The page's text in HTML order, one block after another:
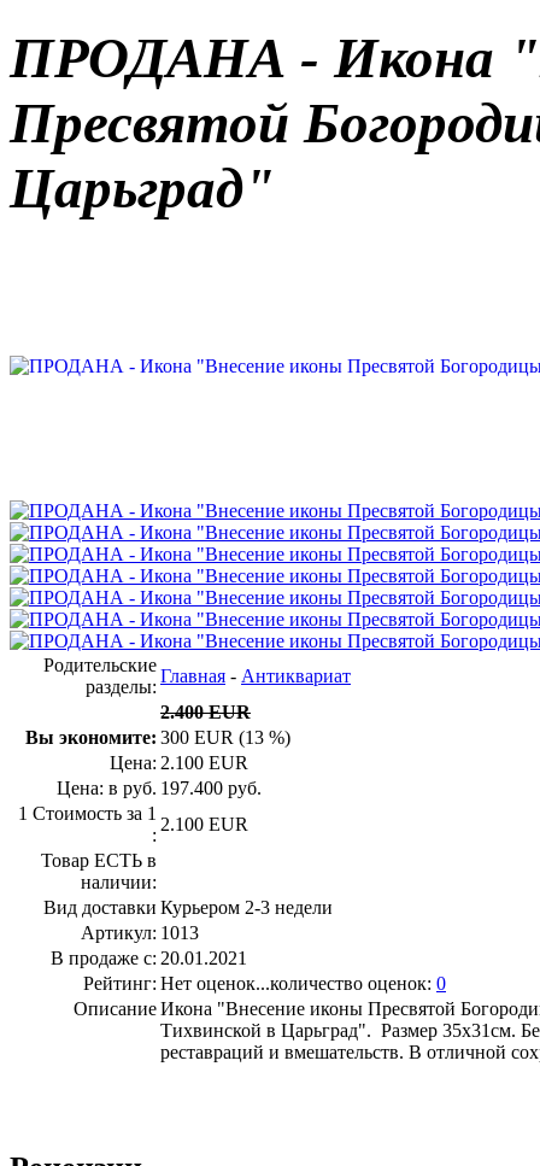
ПРОДАНА - Икона
Пресвятой
Царьград"
Родительские
разделы:
Главная - Антиквариат
2.400 EUR
Вы экономите: 300 EUR (13 %)
Цена: 2.100 EUR
Цена: в руб. 197.400 руб.
1 Стоимость за 1
:
2.100 EUR
Товар ЕСТЬ в
наличии:
Вид доставки Курьером 2-3 недели
Артикул: 1013
В продаже с: 20.01.2021
Рейтинг: Нет оценок...количество оценок: 0
ОписаниеИкона "Внесение иконы Пресвятой
Тихвинской в Царьград". Размер 35х31см.
реставраций и вмешательств. В отличной